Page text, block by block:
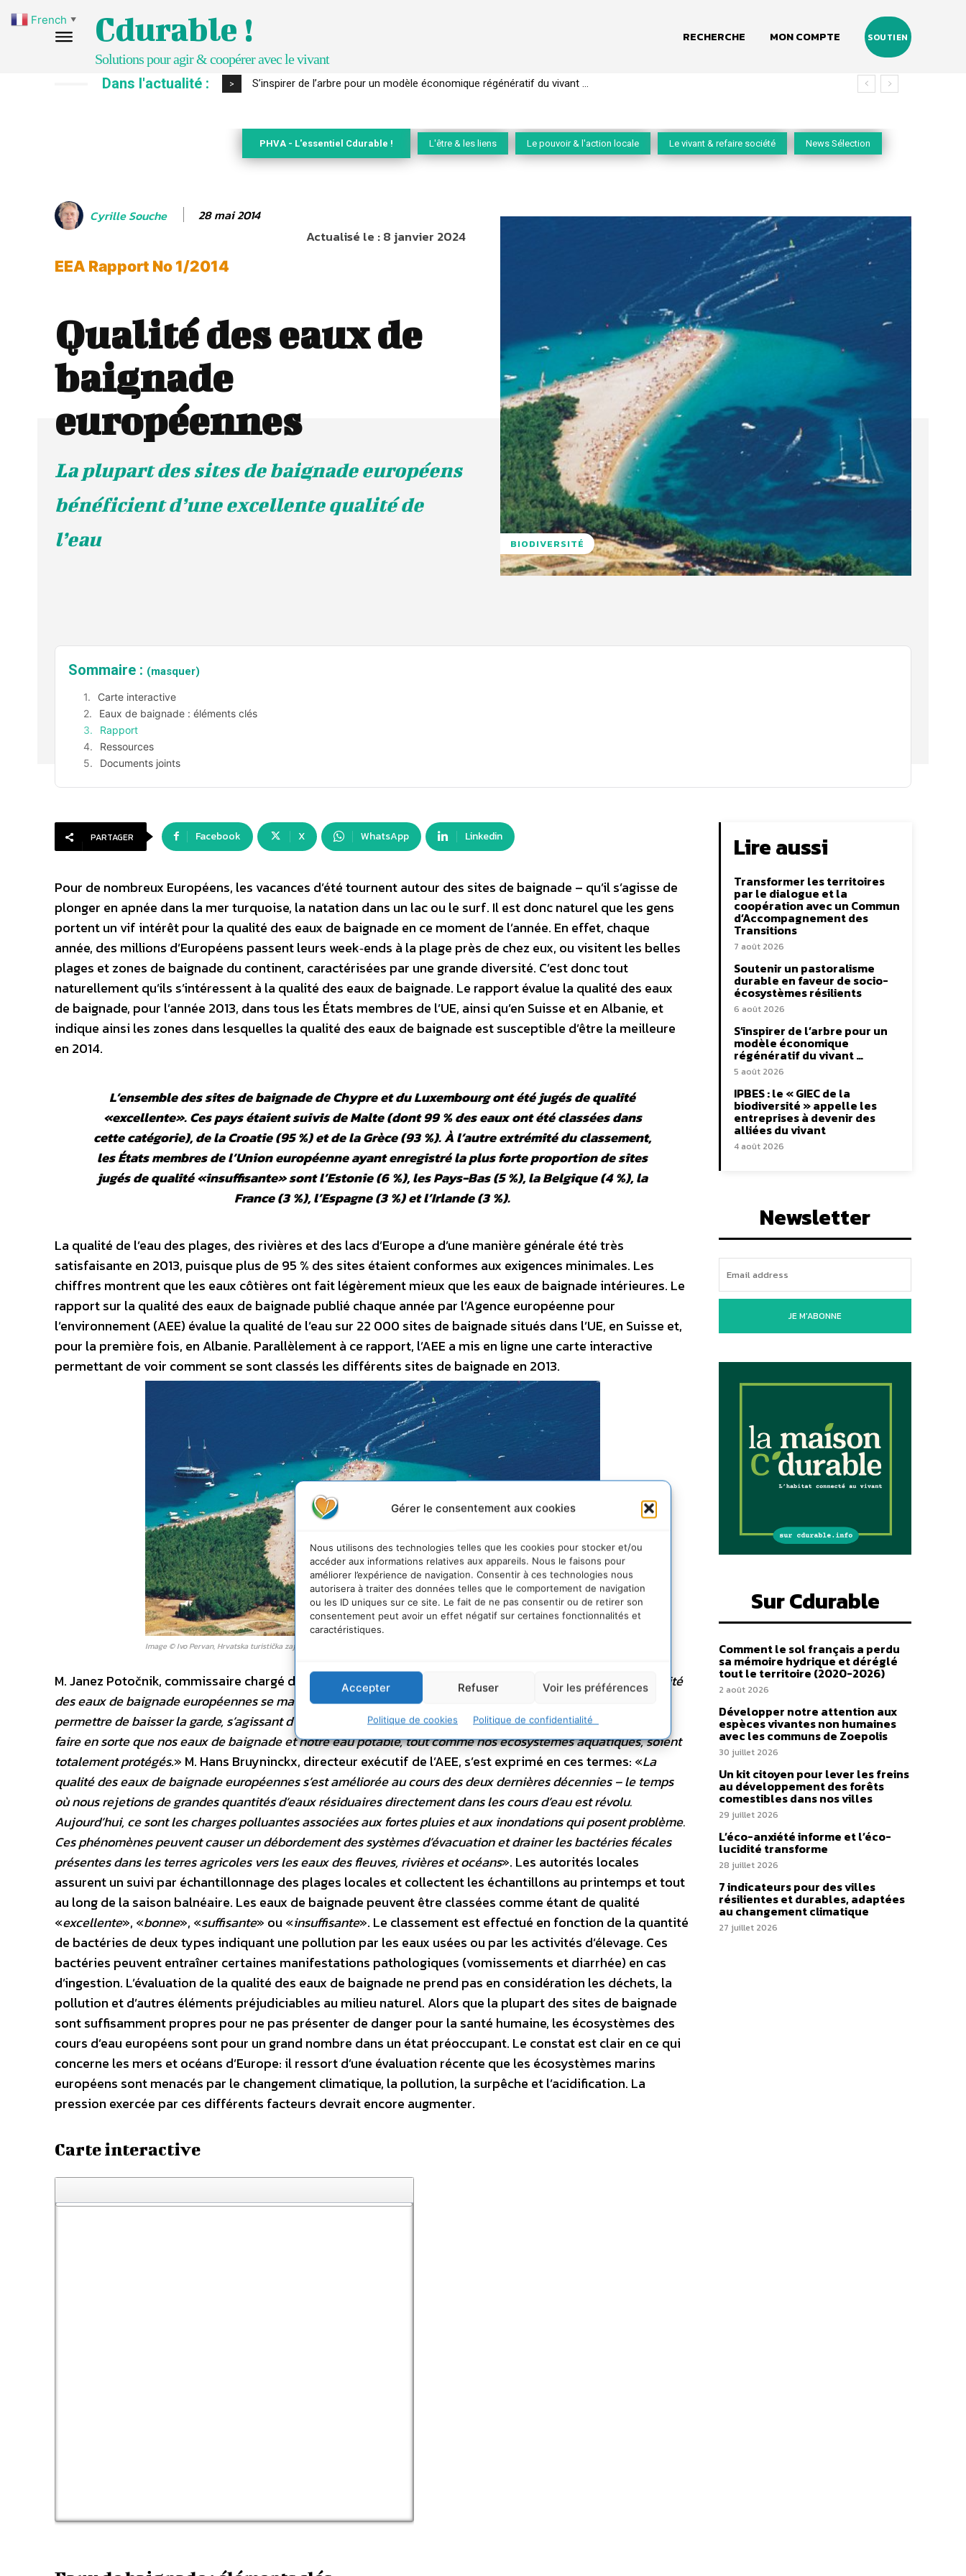
Gérer le consentement aux cookies
Nous utilisons des technologies telles que les cookies pour stocker et/ou
accéder aux informations relatives aux appareils. Nous le faisons pour
améliorer l’expérience de navigation. Consentir à ces technologies nous
autorisera à traiter des données telles que le comportement de navigation
ou les ID uniques sur ce site. Le fait de ne pas consentir ou de retirer son
consentement peut avoir un effet négatif sur certaines fonctionnalités et
caractéristiques.
Accepter Refuser Voir les préférences
Politique de cookies Politique de confidentialité
Cdurable !
Solutions pour agir & coopérer avec le vivant
RECHERCHE MON COMPTE SOUTIEN
Dans l'actualité : > S’inspirer de l’arbre pour un modèle économique régénératif du vivant …
IPBES : le « GIEC de la biodiversité » appelle les entreprises à devenir des alliées du vivant
PHVA - L'essentiel Cdurable ! L'être & les liens Le pouvoir & l'action locale Le vivant & refaire société News Sélection
Cyrille Souche 28 mai 2014
Actualisé le :8 janvier 2024
EEA Rapport No 1/2014
Qualité des eaux de
baignade
européennes
La plupart des sites de baignade européens
bénéficient d’une excellente qualité de
l’eau
BIODIVERSITÉ
Sommaire : (masquer)
Carte interactive
Eaux de baignade : éléments clés
Rapport
Ressources
Documents joints
PARTAGER Facebook X WhatsApp Linkedin
Pour de nombreux Européens, les vacances d’été tournent autour des sites de baignade – qu’il s’agisse de
plonger en apnée dans la mer turquoise, la natation dans un lac ou le surf. Il est donc naturel que les gens
portent un vif intérêt pour la qualité des eaux de baignade en ce moment de l’année. En effet, chaque
année, des millions d’Européens passent leurs week‑ends à la plage près de chez eux, ou visitent les belles
plages et zones de baignade du continent, caractérisées par une grande diversité. C’est donc tout
naturellement qu’ils s’intéressent à la qualité des eaux de baignade. Le rapport évalue la qualité des eaux
de baignade, pour l’année 2013, dans tous les États membres de l’UE, ainsi qu’en Suisse et en Albanie, et
indique ainsi les zones dans lesquelles la qualité des eaux de baignade est susceptible d’être la meilleure
en 2014.
L’ensemble des sites de baignade de Chypre et du Luxembourg ont été jugés de qualité
«excellente». Ces pays étaient suivis de Malte (dont 99 % des eaux ont été classées dans
cette catégorie), de la Croatie (95 %) et de la Grèce (93 %). À l’autre extrémité du classement,
les États membres de l’Union européenne ayant enregistré la plus forte proportion de sites
jugés de qualité «insuffisante» sont l’Estonie (6 %), les Pays-Bas (5 %), la Belgique (4 %), la
France (3 %), l’Espagne (3 %) et l’Irlande (3 %).
La qualité de l’eau des plages, des rivières et des lacs d’Europe a d’une manière générale été très
satisfaisante en 2013, puisque plus de 95 % des sites étaient conformes aux exigences minimales. Les
chiffres montrent que les eaux côtières ont fait légèrement mieux que les eaux de baignade intérieures. Le
rapport sur la qualité des eaux de baignade publié chaque année par l’Agence européenne pour
l’environnement (AEE) évalue la qualité de l’eau sur 22 000 sites de baignade situés dans l’UE, en Suisse et,
pour la première fois, en Albanie. Parallèlement à ce rapport, l’AEE a mis en ligne une carte interactive
permettant de voir comment se sont classés les différents sites de baignade en 2013.
Image © Ivo Pervan, Hrvatska turistička zajednica (Croatian National Tourist Board)
M. Janez Potočnik, commissaire chargé de l’environnement, a déclaré: «C’est une bonne chose que la qualité
des eaux de baignade européennes se maintienne à un niveau élevé. Cependant, nous ne pouvons pas nous
permettre de baisser la garde, s’agissant d’une ressource aussi précieuse que l’eau. Nous devons continuer à
faire en sorte que nos eaux de baignade et notre eau potable, tout comme nos écosystèmes aquatiques, soient
totalement protégés.» M. Hans Bruyninckx, directeur exécutif de l’AEE, s’est exprimé en ces termes: «La
qualité des eaux de baignade européennes s’est améliorée au cours des deux dernières décennies – le temps
où nous rejetions de grandes quantités d’eaux résiduaires directement dans les cours d’eau est révolu.
Aujourd’hui, ce sont les charges polluantes associées aux fortes pluies et aux inondations qui posent problème.
Ces phénomènes peuvent causer un débordement des systèmes d’évacuation et drainer les bactéries fécales
présentes dans les terres agricoles vers les eaux des fleuves, rivières et océans». Les autorités locales
assurent un suivi par échantillonnage des plages locales et collectent les échantillons au printemps et tout
au long de la saison balnéaire. Les eaux de baignade peuvent être classées comme étant de qualité
«excellente», «bonne», «suffisante» ou «insuffisante». Le classement est effectué en fonction de la quantité
de bactéries de deux types indiquant une pollution par les eaux usées ou par les activités d’élevage. Ces
bactéries peuvent entraîner certaines manifestations pathologiques (vomissements et diarrhée) en cas
d’ingestion. L’évaluation de la qualité des eaux de baignade ne prend pas en considération les déchets, la
pollution et d’autres éléments préjudiciables au milieu naturel. Alors que la plupart des sites de baignade
sont suffisamment propres pour ne pas présenter de danger pour la santé humaine, les écosystèmes des
cours d’eau européens sont pour un grand nombre dans un état préoccupant. Le constat est clair en ce qui
concerne les mers et océans d’Europe: il ressort d’une évaluation récente que les écosystèmes marins
européens sont menacés par le changement climatique, la pollution, la surpêche et l’acidification. La
pression exercée par ces différents facteurs devrait encore augmenter.
Carte interactive
Lire aussi
Transformer les territoires
par le dialogue et la
coopération avec un Commun
d’Accompagnement des
Transitions
7 août 2026
Soutenir un pastoralisme
durable en faveur de socio-
écosystèmes résilients
6 août 2026
S’inspirer de l’arbre pour un
modèle économique
régénératif du vivant …
5 août 2026
IPBES : le « GIEC de la
biodiversité » appelle les
entreprises à devenir des
alliées du vivant
4 août 2026
Newsletter
JE M'ABONNE
Sur Cdurable
Comment le sol français a perdu
sa mémoire hydrique et déréglé
tout le territoire (2020-2026)
2 août 2026
Développer notre attention aux
espèces vivantes non humaines
avec les communs de Zoepolis
30 juillet 2026
Un kit citoyen pour lever les freins
au développement des forêts
comestibles dans nos villes
29 juillet 2026
L’éco-anxiété informe et l’éco-
lucidité transforme
28 juillet 2026
7 indicateurs pour des villes
résilientes et durables, adaptées
au changement climatique
27 juillet 2026
French ▼